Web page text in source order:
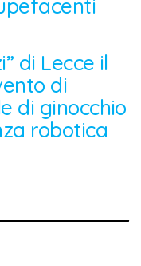
di Lecce il
di
di ginocchio
robotica